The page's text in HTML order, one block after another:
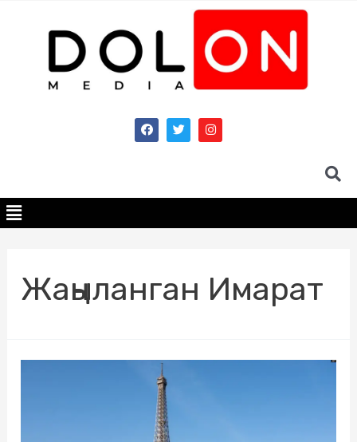
Жаңыланган Имарат